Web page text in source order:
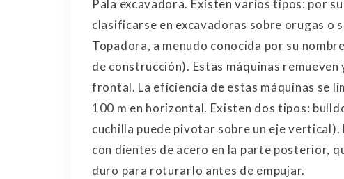
Pala excavadora. Existen varios tipos: por
clasificarse en excavadoras sobre orugas o
Topadora, a menudo conocida por su
de construcción). Estas máquinas
frontal. La eficiencia de estas máquinas se
100 m en horizontal. Existen dos tipos:
cuchilla puede pivotar sobre un eje
con dientes de acero en la parte posterior,
duro para roturarlo antes de empujar.